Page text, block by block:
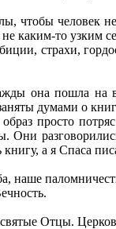
чтобы
каким-то
страхи,
она пошла на
думами о
просто
Они
а я Спаса
наше
Отцы.